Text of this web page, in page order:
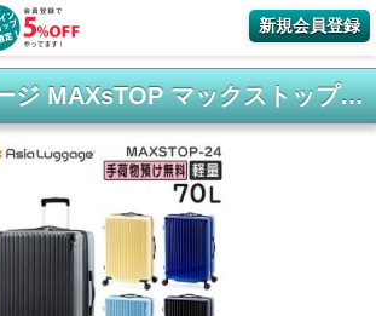
新規会員登録
アジア・ラゲージ MAXsTOP マックストップ (70L) 大容量 ファスナースーツケース 軽量 フットストッパー 3辺合計142cm 手荷物預け入れサイズ MAXSTOP-24